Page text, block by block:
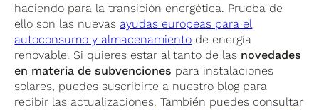
haciendo para la transición energética. Prueba de
ello son las nuevas ayudas europeas para el
autoconsumo y almacenamiento de energía
renovable. Si quieres estar al tanto de las novedades
en materia de subvenciones para instalaciones
solares, puedes suscribirte a nuestro blog para
recibir las actualizaciones. También puedes consultar